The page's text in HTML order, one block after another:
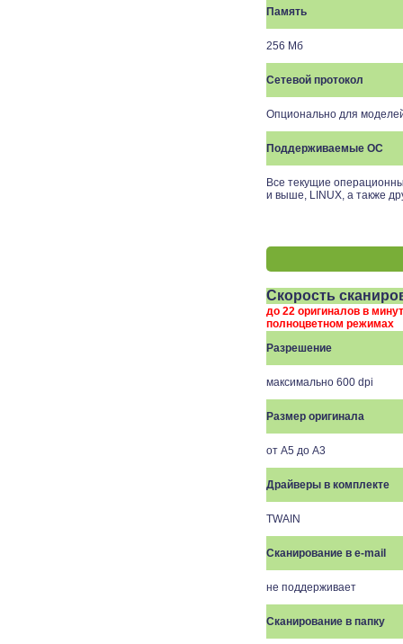
Память
256 Мб
Сетевой протокол
Опционально для
Поддерживаемые ОС
Все текущие
и выше, LINUX, а также
Скорость
до 22 оригиналов в
полноцветном режимах
Разрешение
максимально 600 dpi
Размер оригинала
от A5 до A3
Драйверы в комплекте
TWAIN
Сканирование в e-mail
не поддерживает
Сканирование в папку